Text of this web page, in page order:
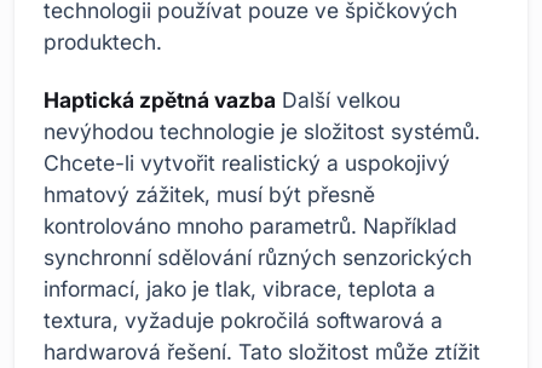
technologii používat pouze ve špičkových
produktech.
Haptická zpětná vazba Další velkou
nevýhodou technologie je složitost systémů.
Chcete-li vytvořit realistický a uspokojivý
hmatový zážitek, musí být přesně
kontrolováno mnoho parametrů. Například
synchronní sdělování různých senzorických
informací, jako je tlak, vibrace, teplota a
textura, vyžaduje pokročilá softwarová a
hardwarová řešení. Tato složitost může ztížit